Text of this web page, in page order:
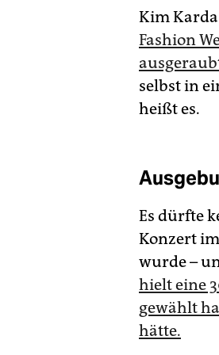
Kim
Fashion
selbst in
heißt es.
Es dürfte
Konzert
wurde –
hielt eine
gewählt
hätte.